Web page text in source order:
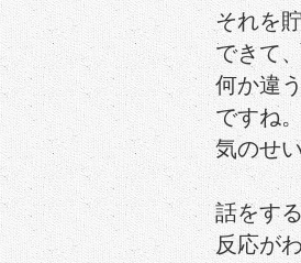
それを
できて
何か違
ですね
気のせ
話をす
反応が